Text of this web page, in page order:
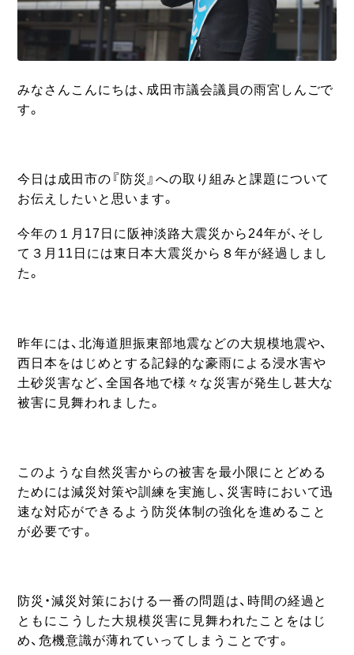
みなさんこんにちは、成田市議会議員の雨宮しんごで
す。
今日は成田市の『防災』への取り組みと課題について
お伝えしたいと思います。
今年の１月17日に阪神淡路大震災から24年が、そし
て３月11日には東日本大震災から８年が経過しまし
た。
昨年には、北海道胆振東部地震などの大規模地震や、
西日本をはじめとする記録的な豪雨による浸水害や
土砂災害など、全国各地で様々な災害が発生し甚大な
被害に見舞われました。
このような自然災害からの被害を最小限にとどめる
ためには減災対策や訓練を実施し、災害時において迅
速な対応ができるよう防災体制の強化を進めること
が必要です。
防災・減災対策における一番の問題は、時間の経過と
ともにこうした大規模災害に見舞われたことをはじ
め、危機意識が薄れていってしまうことです。